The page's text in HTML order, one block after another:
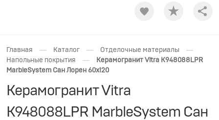
Главная — Каталог — Отделочные материалы —
Напольные покрытия —
Керамогранит Vitra K948088LPR
MarbleSystem Сан Лорен 60x120
Керамогранит Vitra
K948088LPR MarbleSystem Сан